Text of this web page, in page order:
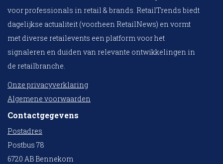
voor professionals in retail & brands. RetailTrends biedt
dagelijkse actualiteit (voorheen RetailNews) en vormt
met diverse retailevents een platform voor het
signaleren en duiden van relevante ontwikkelingen in
de retailbranche.
Onze privacyverklaring
Algemene voorwaarden
Contactgegevens
Postadres
Postbus 78
6720 AB Bennekom